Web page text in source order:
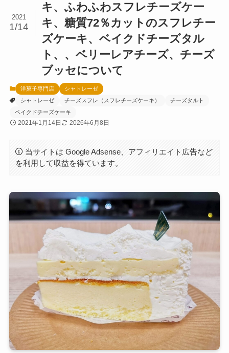
キ、ふわふわスフレチーズケー
キ、糖質72％カットのスフレチー
ズケーキ、ベイクドチーズタル
ト、、ベリーレアチーズ、チーズ
ブッセについて
2021
1/14
洋菓子専門店
シャトレーゼ
シャトレーゼ
チーズスフレ（スフレチーズケーキ）
チーズタルト
ベイクドチーズケーキ
2021年1月14日 2026年6月8日
当サイトは Google Adsense、アフィリエイト広告など
を利用して収益を得ています。